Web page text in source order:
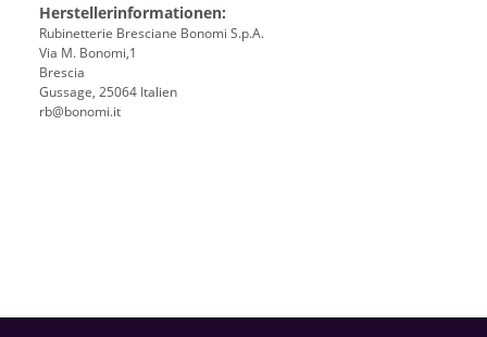
Herstellerinformationen:
Rubinetterie Bresciane Bonomi S.p.A.
Via M. Bonomi,1
Brescia
Gussage, 25064 Italien
rb@bonomi.it